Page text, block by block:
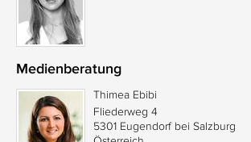
Medienberatung
Thimea Ebibi
Fliederweg 4
5301 Eugendorf bei Salzburg